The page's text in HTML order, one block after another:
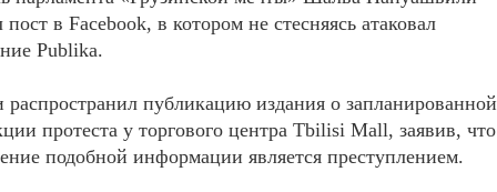
в Facebook, в котором не стесняясь атаковал
Publika.
публикацию издания о запланированной
протеста у торгового центра Tbilisi Mall, заявив, что
подобной информации является преступлением.